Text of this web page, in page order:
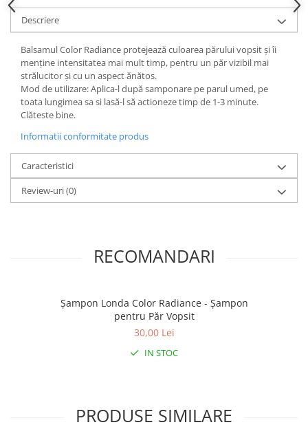
Descriere
Balsamul Color Radiance protejează culoarea părului vopsit și îi
menține intensitatea mai mult timp, pentru un păr vizibil mai
strălucitor și cu un aspect ănătos.
Mod de utilizare: Aplica-l după samponare pe parul umed, pe
toata lungimea sa si lasă-l să actioneze timp de 1-3 minute.
Clăteste bine.
Informatii conformitate produs
Caracteristici
Review-uri(0)
RECOMANDARI
Șampon Londa Color Radiance - Șampon
pentru Păr Vopsit
30,00 Lei
IN STOC
PRODUSE SIMILARE